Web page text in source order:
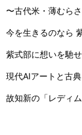
〜古代米・薄むら
今を生きるのなら
紫式部に想いを馳
現代AIアートと古
故知新の「レディ